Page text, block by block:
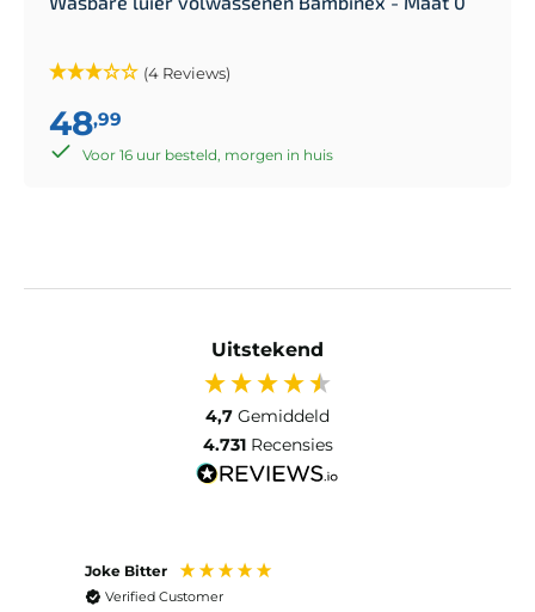
(4 Reviews)
48,99
Voor 16 uur besteld, morgen in huis
Uitstekend
4,7 Gemiddeld
4.731 Recensies
Joke Bitter
Verified Customer